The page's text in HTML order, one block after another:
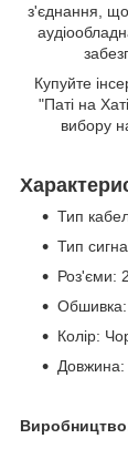
з'єднання, що
Купуйте
"Паті на
вибору
Тип
Тип
Роз'єми:
Обшивка:
Колір: